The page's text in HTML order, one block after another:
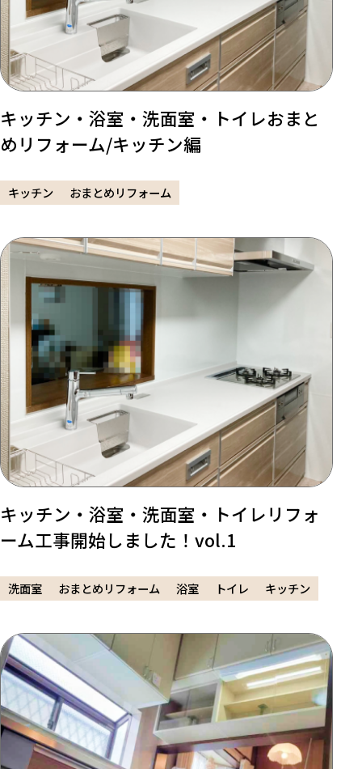
キッチン・浴室・洗面室・トイレおまと
めリフォーム/キッチン編
キッチン おまとめリフォーム
キッチン・浴室・洗面室・トイレリフォ
ーム工事開始しました！vol.1
洗面室 おまとめリフォーム 浴室 トイレ キッチン